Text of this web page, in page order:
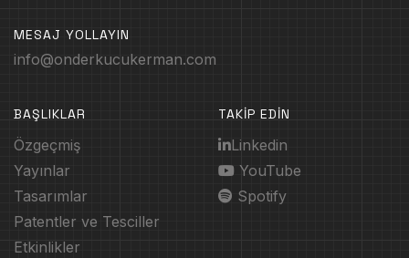
MESAJ YOLLAYIN
info@onderkucukerman.com
BAŞLIKLAR
Özgeçmiş
Yayınlar
Tasarımlar
Patentler ve Tesciller
Etkinlikler
TAKİP EDİN
Linkedin
YouTube
Spotify